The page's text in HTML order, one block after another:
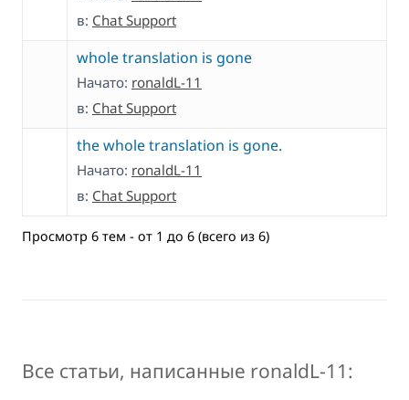
в: Chat Support
whole translation is gone
Начато: ronaldL-11
в: Chat Support
the whole translation is gone.
Начато: ronaldL-11
в: Chat Support
Просмотр 6 тем - от 1 до 6 (всего из 6)
Все статьи, написанные ronaldL-11: